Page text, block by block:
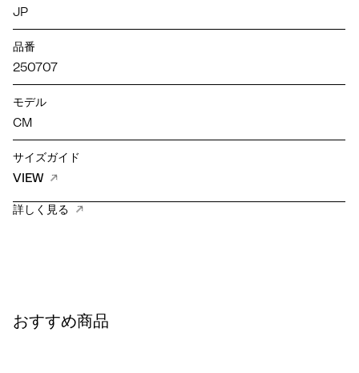
JP
品番
250707
モデル
CM
サイズガイド
VIEW
詳しく見る
おすすめ商品